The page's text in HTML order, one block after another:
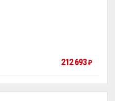
212 693₽